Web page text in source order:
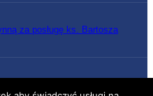
za posługę ks. Bartosza